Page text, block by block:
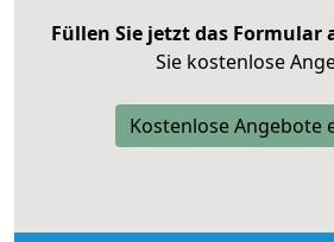
Füllen Sie jetzt das Formular
Sie kostenlose
Kostenlose Angebote